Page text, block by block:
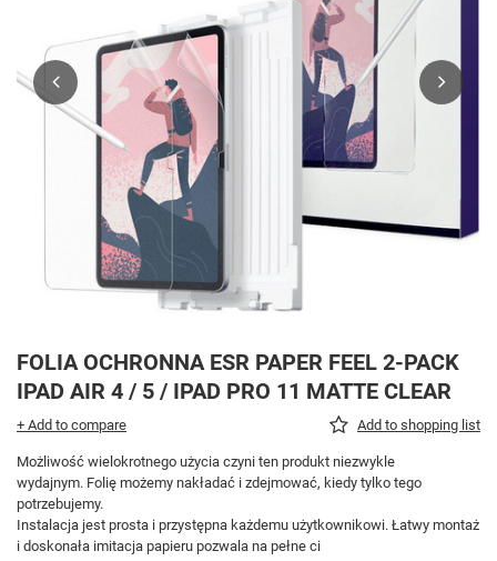
FOLIA OCHRONNA ESR PAPER FEEL 2-PACK
IPAD AIR 4 / 5 / IPAD PRO 11 MATTE CLEAR
+ Add to compare Add to shopping list
Możliwość wielokrotnego użycia czyni ten produkt niezwykle
wydajnym. Folię możemy nakładać i zdejmować, kiedy tylko tego
potrzebujemy.
Instalacja jest prosta i przystępna każdemu użytkownikowi. Łatwy montaż
i doskonała imitacja papieru pozwala na pełne ci